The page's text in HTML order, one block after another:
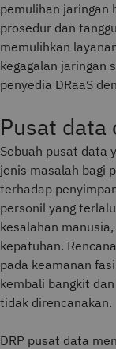
pemulihan jaringan
prosedur dan
memulihkan
kegagalan jaringan
penyedia DRaaS
Pusat data
Sebuah pusat data
jenis masalah bagi
terhadap
personil yang
kesalahan
kepatuhan.
pada keamanan
kembali bangkit
tidak direncanakan.
DRP pusat data